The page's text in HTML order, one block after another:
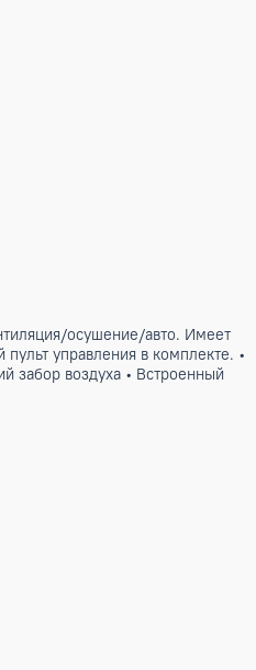
тепло/вентиляция/
Проводной пульт
или задний забор